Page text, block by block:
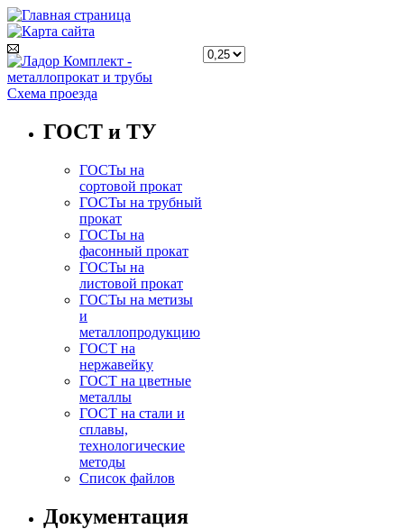
Схема проезда
ГОСТ и ТУ
ГОСТы на
сортовой прокат
ГОСТы на трубный
прокат
ГОСТы на
фасонный прокат
ГОСТы на
листовой прокат
ГОСТы на метизы
и
металлопродукцию
ГОСТ на
нержавейку
ГОСТ на цветные
металлы
ГОСТ на стали и
сплавы,
технологические
методы
Список файлов
Документация